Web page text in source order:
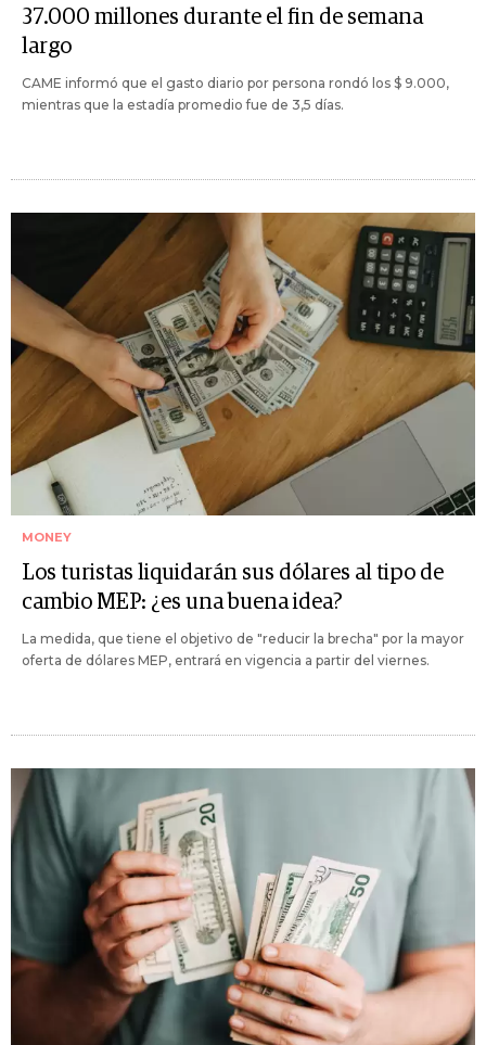
37.000 millones durante el fin de semana
largo
CAME informó que el gasto diario por persona rondó los $ 9.000,
mientras que la estadía promedio fue de 3,5 días.
MONEY
Los turistas liquidarán sus dólares al tipo de
cambio MEP: ¿es una buena idea?
La medida, que tiene el objetivo de "reducir la brecha" por la mayor
oferta de dólares MEP, entrará en vigencia a partir del viernes.